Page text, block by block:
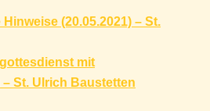
(20.05.2021) – St.
mit
St. Ulrich Baustetten